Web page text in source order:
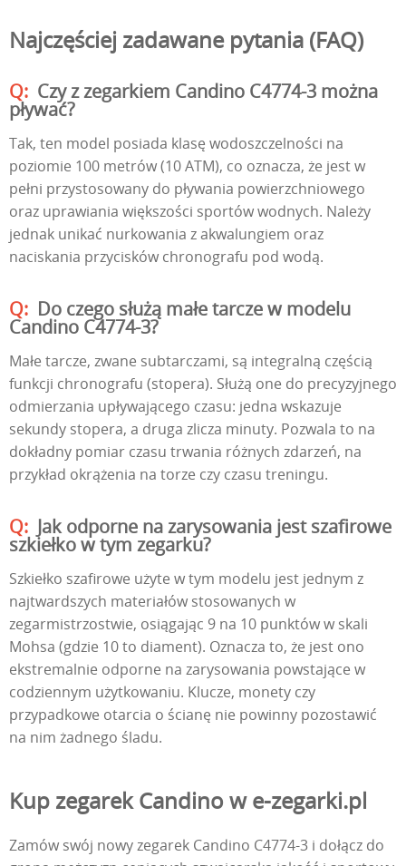
Najczęściej zadawane pytania (FAQ)
Czy z zegarkiem Candino C4774-3 można
pływać?
Tak, ten model posiada klasę wodoszczelności na
poziomie 100 metrów (10 ATM), co oznacza, że jest w
pełni przystosowany do pływania powierzchniowego
oraz uprawiania większości sportów wodnych. Należy
jednak unikać nurkowania z akwalungiem oraz
naciskania przycisków chronografu pod wodą.
Do czego służą małe tarcze w modelu
Candino C4774-3?
Małe tarcze, zwane subtarczami, są integralną częścią
funkcji chronografu (stopera). Służą one do precyzyjnego
odmierzania upływającego czasu: jedna wskazuje
sekundy stopera, a druga zlicza minuty. Pozwala to na
dokładny pomiar czasu trwania różnych zdarzeń, na
przykład okrążenia na torze czy czasu treningu.
Jak odporne na zarysowania jest szafirowe
szkiełko w tym zegarku?
Szkiełko szafirowe użyte w tym modelu jest jednym z
najtwardszych materiałów stosowanych w
zegarmistrzostwie, osiągając 9 na 10 punktów w skali
Mohsa (gdzie 10 to diament). Oznacza to, że jest ono
ekstremalnie odporne na zarysowania powstające w
codziennym użytkowaniu. Klucze, monety czy
przypadkowe otarcia o ścianę nie powinny pozostawić
na nim żadnego śladu.
Kup zegarek Candino w e-zegarki.pl
Zamów swój nowy zegarek Candino C4774-3 i dołącz do